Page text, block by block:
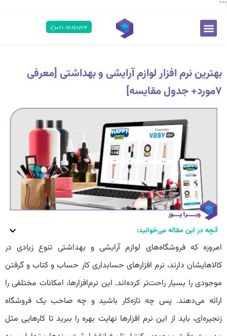
```
۰۲۱-۹۶۸۶۱۷۲۴
بهترین نرم افزار لوازم آرایشی و بهداشتی [معرفی
۷مورد+ جدول مقایسه]
آنچه در این مقاله می‌خوانید:
امروزه که فروشگاه‌های لوازم آرایشی و بهداشتی تنوع زیادی در
کالاهایشان دارند، نرم افزارهای حسابداری کار حساب و کتاب و گرفتن
موجودی را بسیار راحت‌تر کرده‌اند. این نرم‌افزارها، امکانات مختلفی را
ارائه می‌دهند. پس چه تازه‌کار باشید و چه صاحب یک فروشگاه
زنجیره‌ای، باید از این نرم افزارها نهایت بهره را ببرید تا کارهایی مثل